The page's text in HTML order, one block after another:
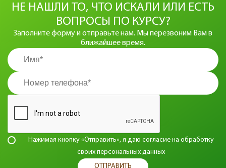
НЕ НАШЛИ ТО, ЧТО ИСКАЛИ ИЛИ ЕСТЬ
ВОПРОСЫ ПО КУРСУ?
Заполните форму и отправьте нам. Мы перезвоним Вам в
ближайшее время.
Нажимая кнопку «Отправить», я даю согласие на обработку
своих персональных данных
ОТПРАВИТЬ